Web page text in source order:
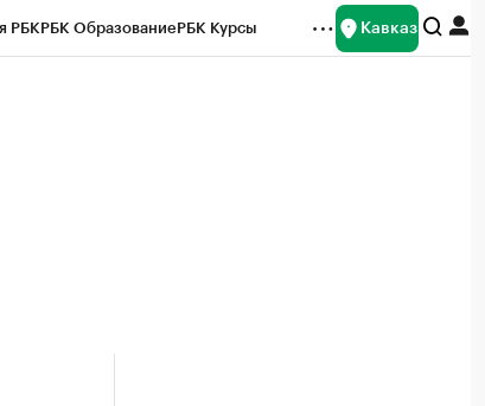
РБКРБК ОбразованиеРБК Курсы Кавказ